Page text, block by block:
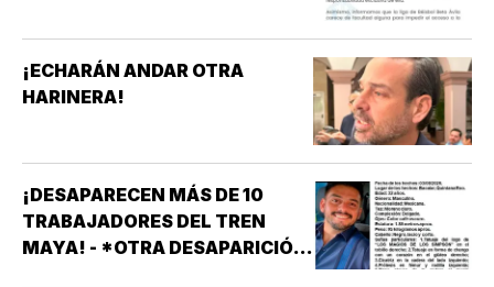
¡ECHARÁN ANDAR OTRA
HARINERA!
¡DESAPARECEN MÁS DE 10
TRABAJADORES DEL TREN
MAYA! - *OTRA DESAPARICIÓN